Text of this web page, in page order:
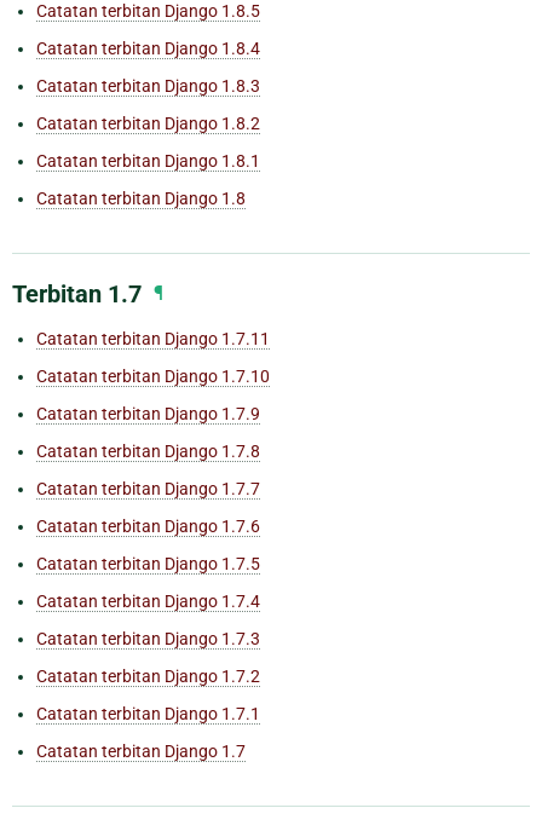
Catatan terbitan Django 1.8.5
Catatan terbitan Django 1.8.4
Catatan terbitan Django 1.8.3
Catatan terbitan Django 1.8.2
Catatan terbitan Django 1.8.1
Catatan terbitan Django 1.8
Terbitan 1.7 ¶
Catatan terbitan Django 1.7.11
Catatan terbitan Django 1.7.10
Catatan terbitan Django 1.7.9
Catatan terbitan Django 1.7.8
Catatan terbitan Django 1.7.7
Catatan terbitan Django 1.7.6
Catatan terbitan Django 1.7.5
Catatan terbitan Django 1.7.4
Catatan terbitan Django 1.7.3
Catatan terbitan Django 1.7.2
Catatan terbitan Django 1.7.1
Catatan terbitan Django 1.7